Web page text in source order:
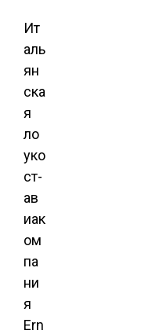
Ит
аль
ян
ска
я
ло
уко
ст-
ав
иак
ом
па
ни
я
Ern